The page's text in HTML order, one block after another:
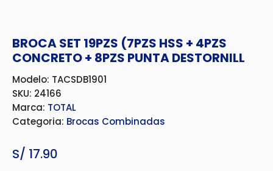
BROCA SET 19PZS (7PZS HSS + 4PZS
CONCRETO + 8PZS PUNTA DESTORNILL
Modelo: TACSDB1901
SKU: 24166
Marca: TOTAL
Categoria: Brocas Combinadas
S/ 17.90